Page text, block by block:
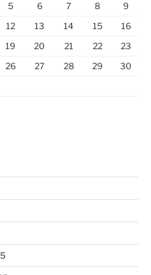
5 6 7 8
9
12 13 14 15
16
19 20 21 22
23
26 27 28 29
30